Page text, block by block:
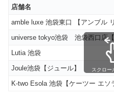
店舗名
amble luxe 池袋東口 【アンブル
universe tokyo池袋 池袋西口店
Lutia 池袋
Joule池袋【ジュール】
K-two Esola 池袋【ケーツー エソ
スクロー